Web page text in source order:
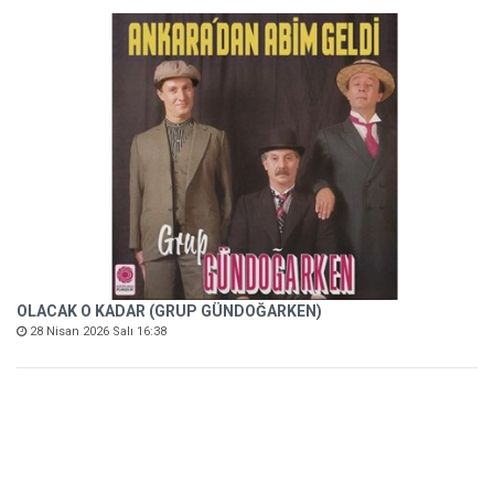
OLACAK O KADAR (GRUP GÜNDOĞARKEN)
28 Nisan 2026 Salı 16:38